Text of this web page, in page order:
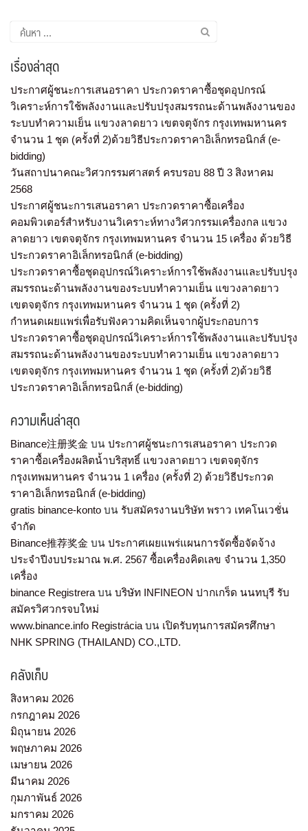
เรื่องล่าสุด
ประกาศผู้ชนะการเสนอราคา ประกวดราคาซื้อชุดอุปกรณ์
วิเคราะห์การใช้พลังงานและปรับปรุงสมรรถนะด้านพลังงานของ
ระบบทำความเย็น แขวงลาดยาว เขตจตุจักร กรุงเทพมหานคร
จำนวน 1 ชุด (ครั้งที่ 2)ด้วยวิธีประกวดราคาอิเล็กทรอนิกส์ (e-
bidding)
วันสถาปนาคณะวิศวกรรมศาสตร์ ครบรอบ 88 ปี 3 สิงหาคม
2568
ประกาศผู้ชนะการเสนอราคา ประกวดราคาซื้อเครื่อง
คอมพิวเตอร์สำหรับงานวิเคราะห์ทางวิศวกรรมเครื่องกล แขวง
ลาดยาว เขตจตุจักร กรุงเทพมหานคร จำนวน 15 เครื่อง ด้วยวิธี
ประกวดราคาอิเล็กทรอนิกส์ (e-bidding)
ประกวดราคาซื้อชุดอุปกรณ์วิเคราะห์การใช้พลังงานและปรับปรุง
สมรรถนะด้านพลังงานของระบบทำความเย็น แขวงลาดยาว
เขตจตุจักร กรุงเทพมหานคร จำนวน 1 ชุด (ครั้งที่ 2)
กำหนดเผยแพร่เพื่อรับฟังความคิดเห็นจากผู้ประกอบการ
ประกวดราคาซื้อชุดอุปกรณ์วิเคราะห์การใช้พลังงานและปรับปรุง
สมรรถนะด้านพลังงานของระบบทำความเย็น แขวงลาดยาว
เขตจตุจักร กรุงเทพมหานคร จำนวน 1 ชุด (ครั้งที่ 2)ด้วยวิธี
ประกวดราคาอิเล็กทรอนิกส์ (e-bidding)
ความเห็นล่าสุด
Binance注册奖金 บน ประกาศผู้ชนะการเสนอราคา ประกวด
ราคาซื้อเครื่องผลิตน้ำบริสุทธิ์ แขวงลาดยาว เขตจตุจักร
กรุงเทพมหานคร จำนวน 1 เครื่อง (ครั้งที่ 2) ด้วยวิธีประกวด
ราคาอิเล็กทรอนิกส์ (e-bidding)
gratis binance-konto บน รับสมัครงานบริษัท พราว เทคโนเวชั่น
จำกัด
Binance推荐奖金 บน ประกาศเผยแพร่แผนการจัดซื้อจัดจ้าง
ประจำปีงบประมาณ พ.ศ. 2567 ซื้อเครื่องคิดเลข จำนวน 1,350
เครื่อง
binance Registreraบน บริษัท INFINEON ปากเกร็ด นนทบุรี รับ
สมัครวิศวกรจบใหม่
www.binance.info Registráciaบน เปิดรับทุนการสมัครศึกษา
NHK SPRING (THAILAND) CO.,LTD.
คลังเก็บ
สิงหาคม 2026
กรกฎาคม 2026
มิถุนายน 2026
พฤษภาคม 2026
เมษายน 2026
มีนาคม 2026
กุมภาพันธ์ 2026
มกราคม 2026